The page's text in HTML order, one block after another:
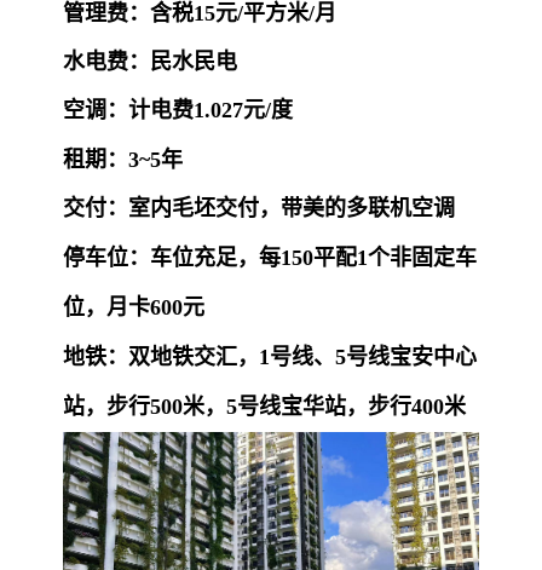
管理费：含税15元/平方米/月
水电费：民水民电
空调：计电费1.027元/度
租期：3~5年
交付：室内毛坯交付，带美的多联机空调
停车位：车位充足，每150平配1个非固定车
位，月卡600元
地铁：双地铁交汇，1号线、5号线宝安中心
站，步行500米，5号线宝华站，步行400米